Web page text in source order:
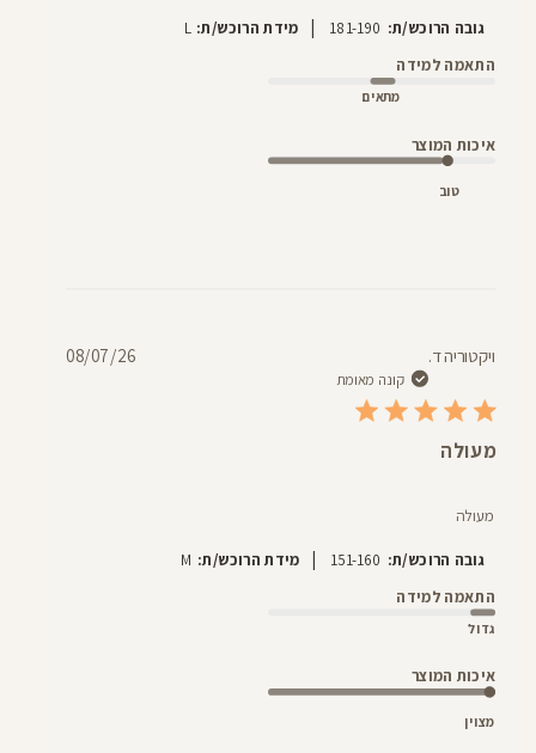
גובה הרוכש/ת: 181-190
| מידת הרוכש/ת: L
התאמה למידה
מתאים
איכות המוצר
טוב
ויקטוריה ד.
קונה מאומת
מעולה
מעולה
גובה הרוכש/ת: 151-160
| מידת הרוכש/ת: M
התאמה למידה
גדול
איכות המוצר
מצוין
תאריך08/07/26